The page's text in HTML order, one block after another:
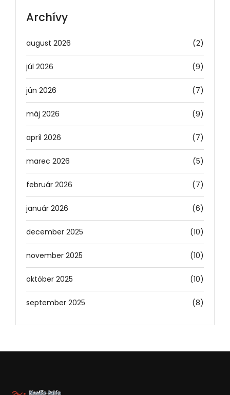
Archívy
august 2026 (2)
júl 2026 (9)
jún 2026 (7)
máj 2026 (9)
apríl 2026 (7)
marec 2026 (5)
február 2026 (7)
január 2026 (6)
december 2025 (10)
november 2025 (10)
október 2025 (10)
september 2025 (8)